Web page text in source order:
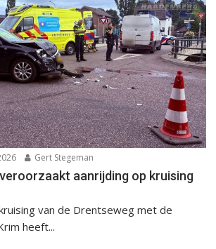
Gert Stegeman
aanrijding op kruising
van de Drentseweg met de
heeft...